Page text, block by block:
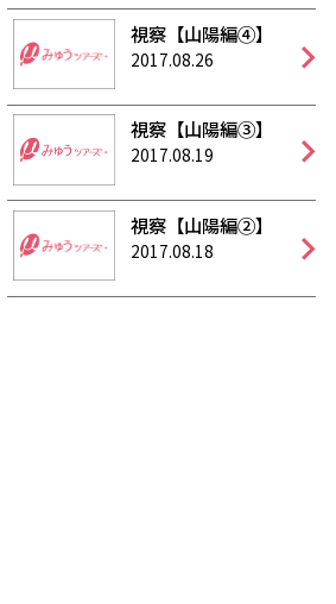
視察【山陽編④】
2017.08.26
視察【山陽編③】
2017.08.19
視察【山陽編②】
2017.08.18